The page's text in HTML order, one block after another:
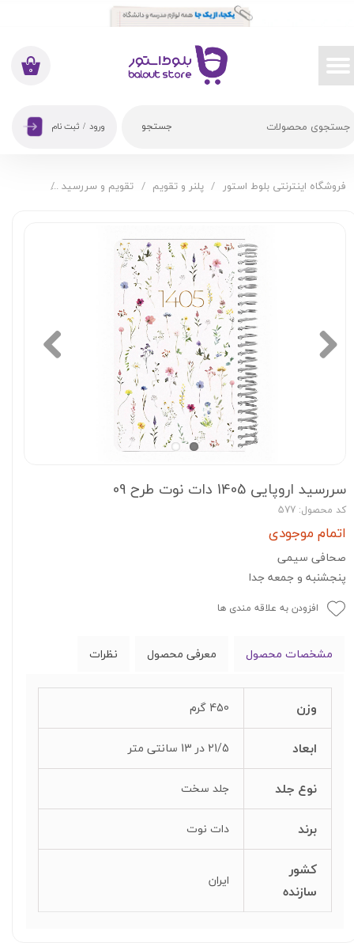
جستجو
۰
ورود / ثبت نام
حساب کاربری من
تغییر گذر واژه
فروشگاه اینترنتی بلوط استور پلنر و تقویم تقویم و سررسید
سررسید اروپایی 1405 دات نوت طرح 09
کد محصول: 577
اتمام موجودی
صحافی سیمی
پنجشنبه و جمعه جدا
افزودن به علاقه مندی ها
مشخصات محصول معرفی محصول نظرات
وزن 450 گرم
ابعاد 21/5 در 13 سانتی متر
نوع جلد جلد سخت
برند دات نوت
کشور
سازنده
ایران